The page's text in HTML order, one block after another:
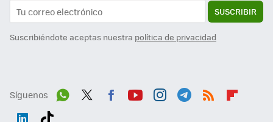
SUSCRIBIR
Suscribiéndote aceptas nuestra política de privacidad
Síguenos